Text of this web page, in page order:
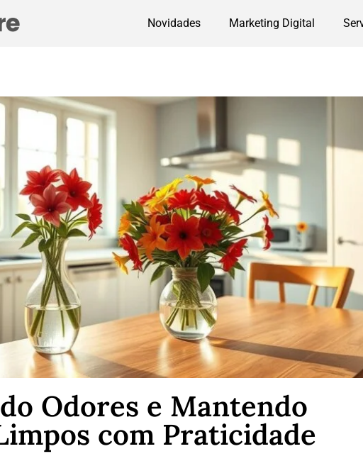
Novidades Marketing Digital
Odores e Mantendo
com Praticidade